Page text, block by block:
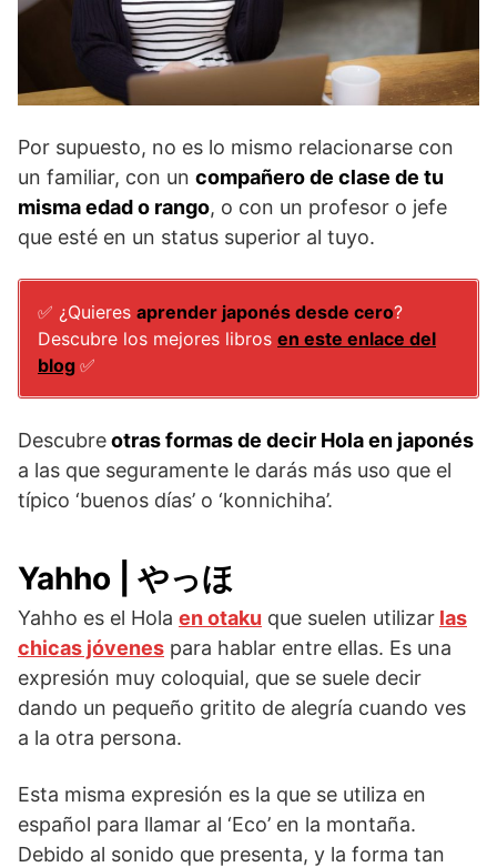
Por supuesto, no es lo mismo relacionarse con
un familiar, con un compañero de clase de tu
misma edad o rango, o con un profesor o jefe
que esté en un status superior al tuyo.
✅ ¿Quieres aprender japonés desde cero?
Descubre los mejores libros en este enlace del
blog ✅
Descubreotras formas de decir Hola en japonés
a las que seguramente le darás más uso que el
típico ‘buenos días’ o ‘konnichiha’.
Yahho | やっほ
Yahho es el Hola en otaku que suelen utilizar las
chicas jóvenes para hablar entre ellas. Es una
expresión muy coloquial, que se suele decir
dando un pequeño gritito de alegría cuando ves
a la otra persona.
Esta misma expresión es la que se utiliza en
español para llamar al ‘Eco’ en la montaña.
Debido al sonido que presenta, y la forma tan